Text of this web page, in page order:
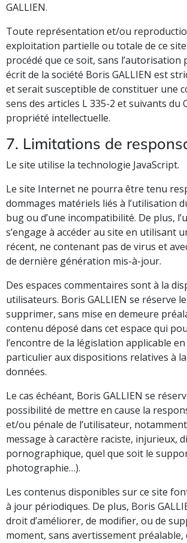
GALLIEN.
Toute représentation et/ou
exploitation partielle ou totale de ce
procédé que ce soit, sans l’autorisation
écrit de la société Boris GALLIEN est
et serait susceptible de constituer une
sens des articles L 335-2 et suivants du
propriété intellectuelle.
7. Limitations de
Le site utilise la technologie JavaScript.
Le site Internet ne pourra être tenu
dommages matériels liés à l’utilisation
bug ou d’une incompatibilité. De plus,
s’engage à accéder au site en utilisant
récent, ne contenant pas de virus et
de dernière génération mis-à-jour.
Des espaces commentaires sont à la
utilisateurs. Boris GALLIEN se réserve
supprimer, sans mise en demeure
contenu déposé dans cet espace qui
l’encontre de la législation applicable en
particulier aux dispositions relatives à
données.
Le cas échéant, Boris GALLIEN se
possibilité de mettre en cause la
et/ou pénale de l’utilisateur,
message à caractère raciste, injurieux,
pornographique, quel que soit le
photographie…).
Les contenus disponibles sur ce site
à jour périodiques. De plus, Boris
droit d’améliorer, de modifier, ou de
moment, sans avertissement préalable,